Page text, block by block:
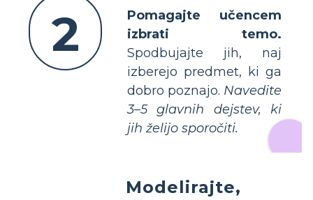
2
Pomagajte učencem
izbrati temo.
Spodbujajte jih, naj
izberejo predmet, ki ga
dobro poznajo. Navedite
3–5 glavnih dejstev, ki
jih želijo sporočiti.
Modelirajte,